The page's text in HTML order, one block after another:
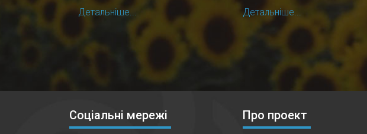
Детальніше...
Детальніше...
Соціальні мережі Про проект